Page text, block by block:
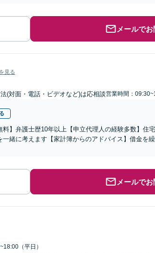
メールで
見る
(対面・電話・ビデオなど)は応相談営業時間：
】弁護士歴10年以上【申立代理人の経験多数】住
緒に考えます【家計簿からのアドバイス】借金を
メールで
（平日）